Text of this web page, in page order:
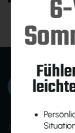
Am Ökopark 19